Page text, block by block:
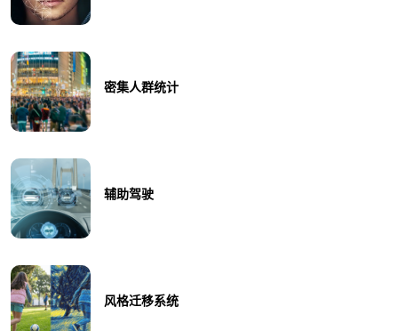
密集人群统计
辅助驾驶
风格迁移系统